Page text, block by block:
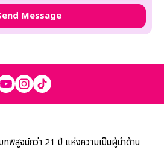
พิสูจน์กว่า 21 ปี แห่งความเป็นผู้นำด้าน